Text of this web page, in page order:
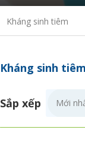
Kháng sinh tiêm
Kháng sinh tiêm
Sắp xếp